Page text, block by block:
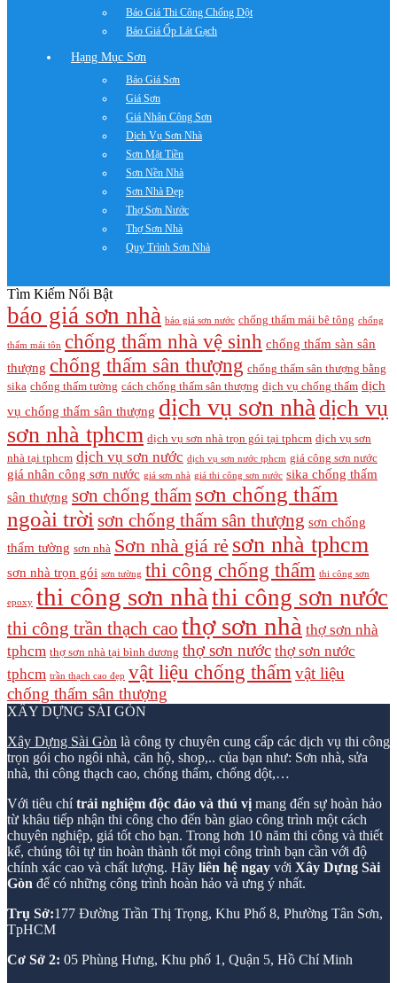
Báo Giá Thi Công Chống Dột
Báo Giá Ốp Lát Gạch
Hạng Mục Sơn
Báo Giá Sơn
Giá Sơn
Giá Nhân Công Sơn
Dịch Vụ Sơn Nhà
Sơn Mặt Tiền
Sơn Nền Nhà
Sơn Nhà Đẹp
Thợ Sơn Nước
Thợ Sơn Nhà
Quy Trình Sơn Nhà
Tìm Kiếm Nổi Bật
báo giá sơn nhà báo giá sơn nước chống thấm mái bê tông chống
thấm mái tôn chống thấm nhà vệ sinh chống thấm sàn sân
thượng chống thấm sân thượng chống thấm sân thượng bằng
sika chống thấm tường cách chống thấm sân thượng dịch vụ chống thấm dịch
vụ chống thấm sân thượng dịch vụ sơn nhà dịch vụ
sơn nhà tphcm dịch vụ sơn nhà trọn gói tại tphcm dịch vụ sơn
nhà tại tphcm dịch vụ sơn nước dịch vụ sơn nước tphcm giá công sơn nước
giá nhân công sơn nước giá sơn nhà giá thi công sơn nước sika chống thấm
sân thượng sơn chống thấm sơn chống thấm
ngoài trời sơn chống thấm sân thượng sơn chống
thấm tường sơn nhà Sơn nhà giá rẻ sơn nhà tphcm
sơn nhà trọn gói sơn tường thi công chống thấm thi công sơn
epoxy thi công sơn nhà thi công sơn nước
thi công trần thạch cao thợ sơn nhà thợ sơn nhà
tphcm thợ sơn nhà tại bình dương thợ sơn nước thợ sơn nước
tphcm trần thạch cao đẹp vật liệu chống thấm vật liệu
chống thấm sân thượng
XÂY DỰNG SÀI GÒN
Xây Dựng Sài Gòn là công ty chuyên cung cấp các dịch vụ thi công
trọn gói cho ngôi nhà, căn hộ, shop,.. của bạn như: Sơn nhà, sửa
nhà, thi công thạch cao, chống thấm, chống dột,…
Với tiêu chítrải nghiệm độc đáo và thú vị mang đến sự hoàn hảo
từ khâu tiếp nhận thi công cho đến bàn giao công trình một cách
chuyên nghiệp, giá tốt cho bạn. Trong hơn 10 năm thi công và thiết
kế, chúng tôi tự tin hoàn thành tốt mọi công trình bạn cần với độ
chính xác cao và chất lượng. Hãy liên hệ ngay với Xây Dựng Sài
Gòn để có những công trình hoàn hảo và ưng ý nhất.
Trụ Sở:177 Đường Trần Thị Trọng, Khu Phố 8, Phường Tân Sơn,
TpHCM
Cơ Sở 2: 05 Phùng Hưng, Khu phố 1, Quận 5, Hồ Chí Minh